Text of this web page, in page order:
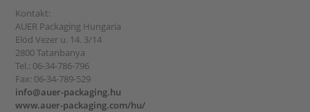
Kontakt:
AUER Packaging Hungaria
Elöd Vezer u. 14. 3/14
2800 Tatanbanya
Tel.: 06-34-786-796
Fax: 06-34-789-529
info@auer-packaging.hu
www.auer-packaging.com/hu/